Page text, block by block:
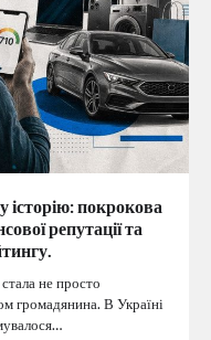
покрокова
репутації та
не просто
громадянина. В Україні